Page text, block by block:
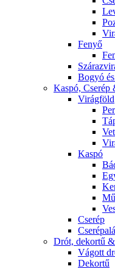
Fenyő
Bogyó
Kaspó, Cserép
Virágföld
Kaspó
Cserép
Drót, dekortű
Vágott
Dekortű